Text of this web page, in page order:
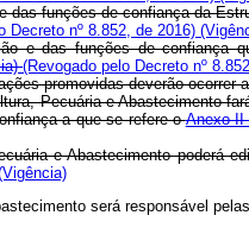
funções de confiança da
Decreto nº 8.852, de 2016)
e das funções de confiança
(Revogado pelo Decreto nº
promovidas deverão
Pecuária e Abastecimento
a que se refere oAnexo II
e Abastecimento poderá
será responsável